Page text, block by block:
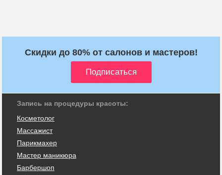
Скидки до 80% от салонов и мастеров!
Запись на процедуры красоты:
Косметолог
Массажист
Парикмахер
Мастер маникюра
Барбершоп